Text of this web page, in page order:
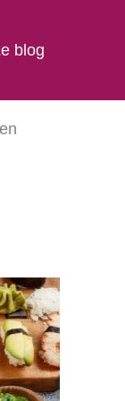
blog